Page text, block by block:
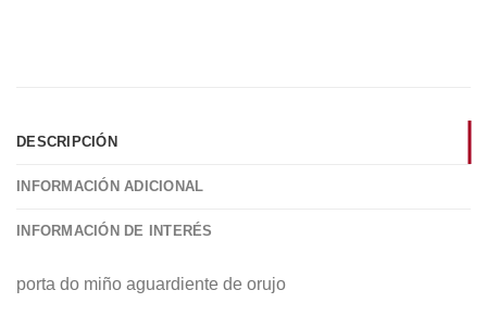
DESCRIPCIÓN
INFORMACIÓN ADICIONAL
INFORMACIÓN DE INTERÉS
porta do miño aguardiente de orujo